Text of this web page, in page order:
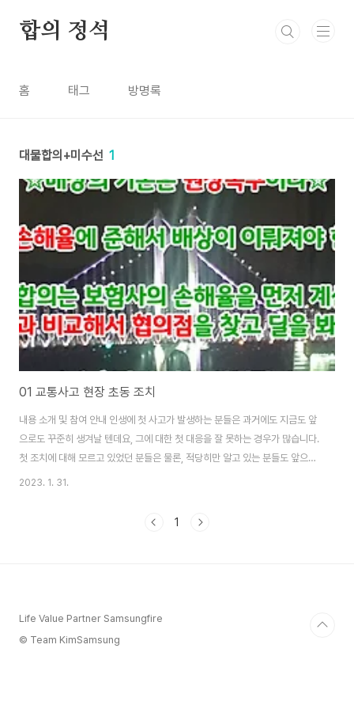
합의 정석
홈 태그 방명록
대물합의+미수선 1
01 교통사고 현장 초동 조치
내용 소개 및 참여 안내 인생에 첫 사고가 발생하는 분들은 과거에도 지금도 앞
으로도 꾸준히 생겨날 텐데요, 그에 대한 첫 대응을 잘 못하는 경우가 많습니다.
첫 조치에 대해 모르고 있었던 분들은 물론, 적당히만 알고 있는 분들도 앞으로
의 설명을 통해 사고에 대한 적절한 조치를 진행하고 대처를 잘했으면 하는 마
발췌되었고, 단톡방의 '공부해서합의보자' 님께서 다양한 대화를 정리해서 남
2023. 1. 31.
1
Life Value Partner Samsungfire
© Team KimSamsung